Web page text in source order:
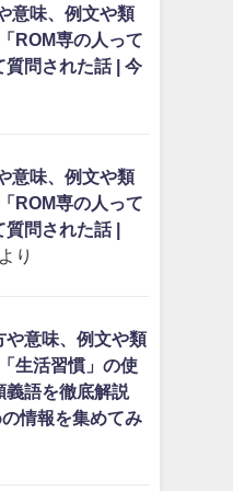
意味、例文や類
「ROM専の人って
問された話 | 今
意味、例文や類
「ROM専の人って
質問された話 |
り
や意味、例文や類
「生活習慣」の使
義語を徹底解説
情報を集めてみ